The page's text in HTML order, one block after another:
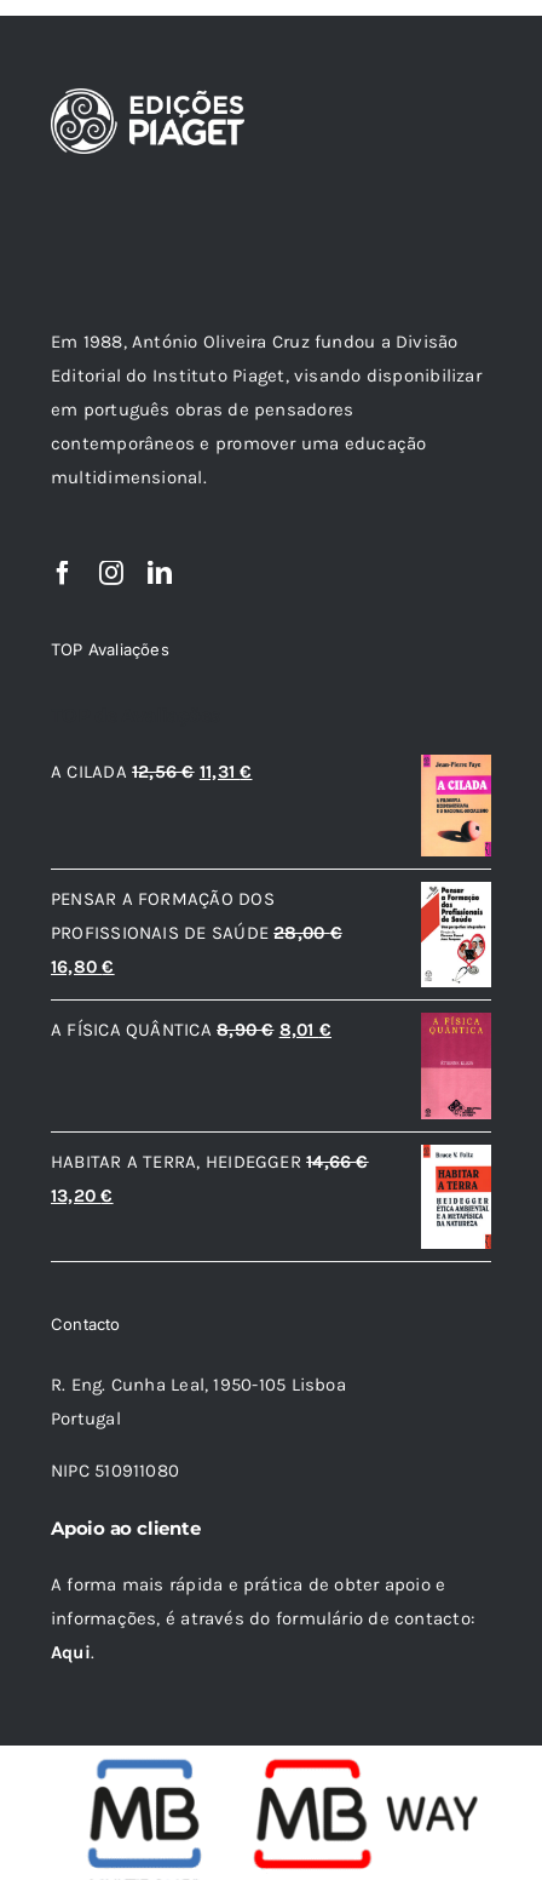
Em 1988, António Oliveira Cruz fundou a Divisão
Editorial do Instituto Piaget, visando disponibilizar
em português obras de pensadores
contemporâneos e promover uma educação
multidimensional.
TOP Avaliações
A CILADA 12,56€ O
era:
12,56 €.
11,31€
é:
11,31 €.
PENSAR A FORMAÇÃO DOS
PROFISSIONAIS DE SAÚDE 28,00€
O
preço
original
16,80€
preço
atual
A FÍSICA QUÂNTICA 8,90€ O
era:
8,90 €.
8,01 €
é:
8,01 €.
HABITAR A TERRA, HEIDEGGER 14,66€
O
original
14,66 €.
13,20€
atual
13,20 €.
Contacto
R. Eng. Cunha Leal, 1950-105 Lisboa
Portugal
NIPC 510911080
Apoio ao cliente
A forma mais rápida e prática de obter apoio e
informações, é através do formulário de contacto:
Aqui.